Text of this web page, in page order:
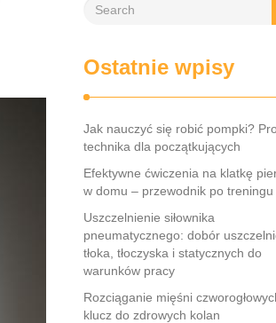
Ostatnie wpisy
Jak nauczyć się robić pompki?
technika dla początkujących
Efektywne ćwiczenia na klatkę
w domu – przewodnik po treningu
Uszczelnienie siłownika
pneumatycznego: dobór
tłoka, tłoczyska i statycznych do
warunków pracy
Rozciąganie mięśni
klucz do zdrowych kolan